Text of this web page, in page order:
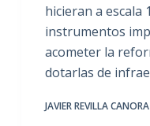
hicieran a escala
instrumentos
acometer la
dotarlas de
JAVIER REVILLA CANORA